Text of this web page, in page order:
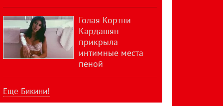
Голая Кортни
Кардашян
прикрыла
интимные места
пеной
Еще Бикини!